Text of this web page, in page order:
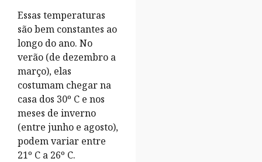
Essas temperaturas
são bem constantes ao
longo do ano. No
verão (de dezembro a
março), elas
costumam chegar na
casa dos 30º C e nos
meses de inverno
(entre junho e agosto),
podem variar entre
21º C a 26º C.